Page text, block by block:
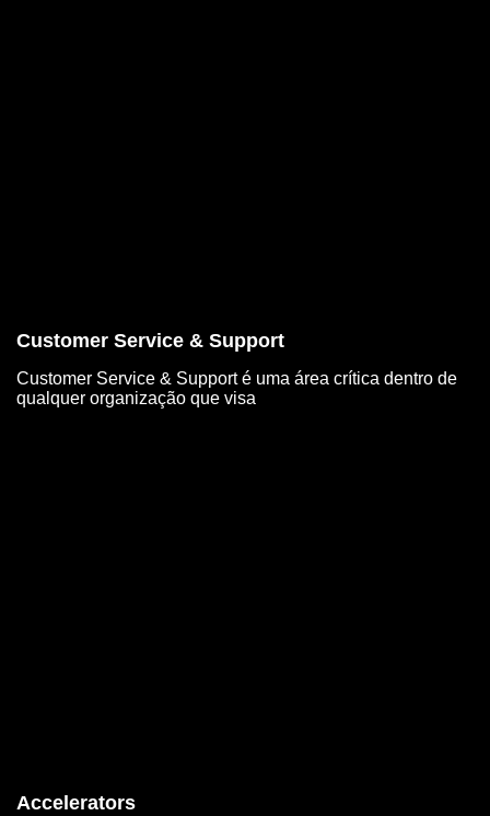
Customer Service & Support
Customer Service & Support é uma área crítica dentro de
qualquer organização que visa
Accelerators